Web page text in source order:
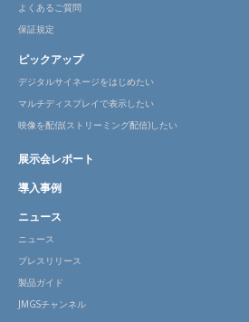
よくあるご質問
保証規定
ピックアップ
デジタルサイネージをはじめたい
マルチディスプレイで表示したい
映像を配信(ストリーミング配信)したい
展示会レポート
導入事例
ニュース
ニュース
プレスリリース
製品ガイド
JMGSチャンネル